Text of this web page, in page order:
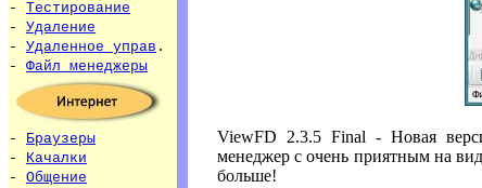
- Тестирование
- Удаление
- Удаленное управ .
- Файл менеджеры
- Браузеры
- Качалки
- Общение
ViewFD 2.3.5 Final - Новая
менеджер с очень приятным на
больше!